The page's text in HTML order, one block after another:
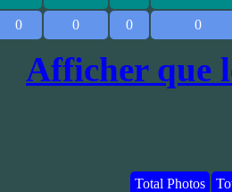
0 0 0 0
Afficher que
Total Photos